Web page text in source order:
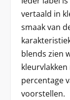
vertaald in
smaak van
blends zien
percentage
voorstellen.